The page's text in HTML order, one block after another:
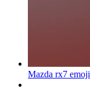
Mazda rx7 emoji